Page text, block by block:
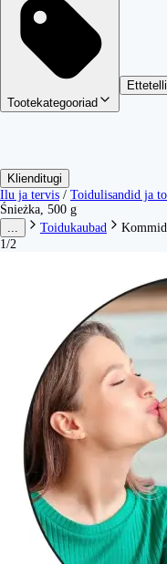
Tootekategooriad
Klienditugi
Ilu ja tervis / Toidulisandid ja
Śnieżka, 500 g
Toidukaubad
1/2